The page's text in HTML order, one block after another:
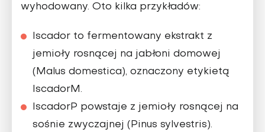
wyhodowany. Oto kilka przykładów:
Iscador to fermentowany ekstrakt z
jemioły rosnącej na jabłoni domowej
(Malus domestica), oznaczony etykietą
IscadorM.
IscadorP powstaje z jemioły rosnącej na
sośnie zwyczajnej (Pinus sylvestris).